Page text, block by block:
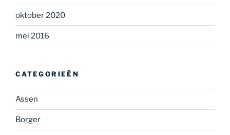
oktober 2020
mei 2016
CATEGORIEËN
Assen
Borger